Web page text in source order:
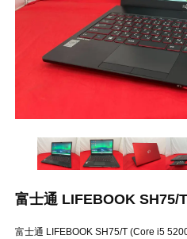
富士通 LIFEBOOK SH75/
富士通 LIFEBOOK SH75/T (Core i5